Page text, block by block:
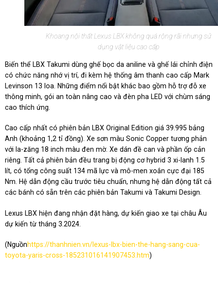
Khoang nội thất Lexus LBX không quá rộng rãi nhưng sử
dụng vật liệu cao cấp
Biến thể LBX Takumi dùng ghế bọc da aniline và ghế lái chỉnh điện
có chức năng nhớ vị trí, đi kèm hệ thống âm thanh cao cấp Mark
Levinson 13 loa. Những điểm nổi bật khác bao gồm hỗ trợ đỗ xe
thông minh, gói an toàn nâng cao và đèn pha LED với chùm sáng
cao thích ứng.
Cao cấp nhất có phiên bản LBX Original Edition giá 39.995 bảng
Anh (khoảng 1,2 tỉ đồng). Xe sơn màu Sonic Copper tương phản
với la-zăng 18 inch màu đen mờ. Xe dán đề can và phần ốp cản
riêng. Tất cả phiên bản đều trang bị động cơ hybrid 3 xi-lanh 1.5
lít, có tổng công suất 134 mã lực và mô-men xoắn cực đại 185
Nm. Hệ dẫn động cầu trước tiêu chuẩn, nhưng hệ dẫn động tất cả
các bánh có sẵn trên các phiên bản Takumi và Takumi Design.
Lexus LBX hiện đang nhận đặt hàng, dự kiến giao xe tại châu Âu
dự kiến từ tháng 3.2024.
(Nguồnhttps://thanhnien.vn/lexus-lbx-bien-the-hang-sang-cua-
toyota-yaris-cross-185231016141907453.htm)